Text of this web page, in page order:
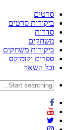
סרטים
ביקורות סרטים
סדרות
משחקים
ביקורות משחקים
ספרים וקומיקס
וכל השאר